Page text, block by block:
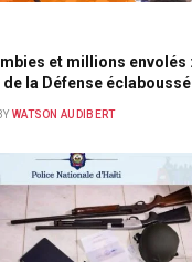
et millions envolés :
de la Défense éclaboussé
WATSON AUDIBERT